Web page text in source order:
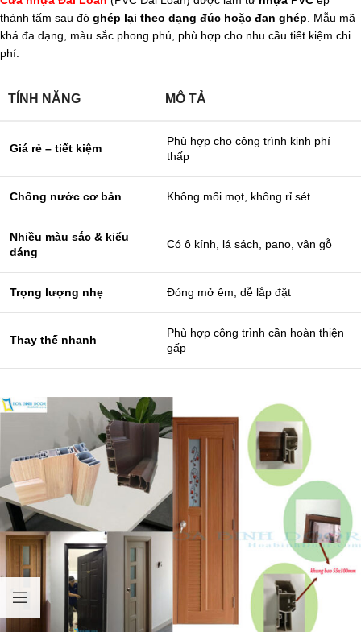
thành tấm sau đó ghép lại theo dạng đúc hoặc đan ghép . Mẫu mã
khá đa dạng, màu sắc phong phú, phù hợp cho nhu cầu tiết kiệm chi
phí.
TÍNH NĂNG MÔ TẢ
Giá rẻ – tiết kiệm
Phù hợp cho công trình kinh phí
thấp
Chống nước cơ bản Không mối mọt, không rỉ sét
Nhiều màu sắc & kiểu
dáng
Có ô kính, lá sách, pano, vân gỗ
Trọng lượng nhẹ Đóng mở êm, dễ lắp đặt
Thay thế nhanh
Phù hợp công trình cần hoàn thiện
gấp